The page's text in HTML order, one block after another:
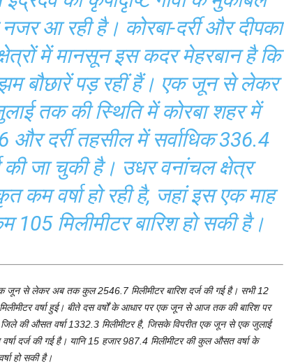
आ रही है। कोरबा-दर्री और दीपका
में मानसून इस कदर मेहरबान है कि
बौछारें पड़ रहीं हैं। एक जून से लेकर
तक की स्थिति में कोरबा शहर में
और दर्री तहसील में सर्वाधिक 336.4
की जा चुकी है। उधर वनांचल क्षेत्र
कम वर्षा हो रही है, जहां इस एक माह
मिलीमीटर बारिश हो सकी है।
जून से लेकर अब तक कुल 2546.7 मिलीमीटर बारिश दर्ज की गई है। सभी 12
वर्षा हुई। बीते दस वर्षों के आधार पर एक जून से आज तक की बारिश पर
की औसत वर्षा 1332.3 मिलीमीटर है, जिसके विपरीत एक जून से एक जुलाई
दर्ज की गई है। यानि 15 हजार 987.4 मिलीमीटर की कुल औसत वर्षा के
हो सकी है।